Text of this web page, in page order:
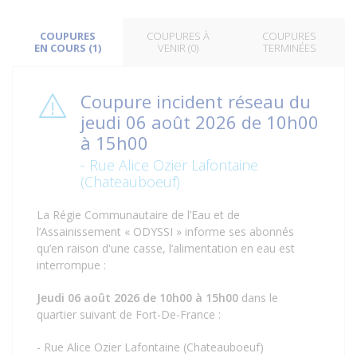
COUPURES
EN COURS (1)
COUPURES À
VENIR (0)
COUPURES
TERMINÉES
Coupure incident réseau du
jeudi 06 août 2026 de 10h00
à 15h00
- Rue Alice Ozier Lafontaine
(Chateauboeuf)
La Régie Communautaire de l’Eau et de
l’Assainissement « ODYSSI » informe ses abonnés
qu’en raison d'une casse, l’alimentation en eau est
interrompue :
Jeudi 06 août 2026 de 10h00 à 15h00 dans le
quartier suivant de Fort-De-France :
- Rue Alice Ozier Lafontaine (Chateauboeuf)